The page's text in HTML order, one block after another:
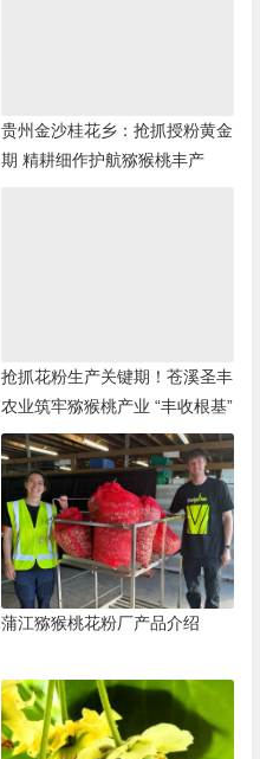
贵州金沙桂花乡：抢抓授粉黄金
期 精耕细作护航猕猴桃丰产
抢抓花粉生产关键期！苍溪圣丰
农业筑牢猕猴桃产业 “丰收根基”
蒲江猕猴桃花粉厂产品介绍